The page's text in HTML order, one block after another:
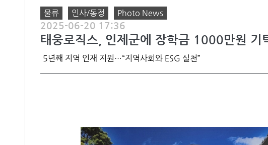
물류 인사/동정 Photo News
2025-06-20 17:36
태웅로직스, 인제군에 장학금 1000만원 기
5년째 지역 인재 지원…“지역사회와 ESG 실천”